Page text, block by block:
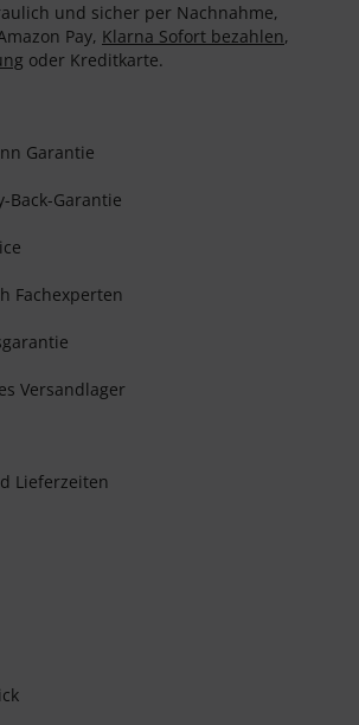
und sicher per Nachnahme,
Pay, Klarna Sofort bezahlen,
oder Kreditkarte.
Garantie
Back-Garantie
Fachexperten
Versandlager
Lieferzeiten